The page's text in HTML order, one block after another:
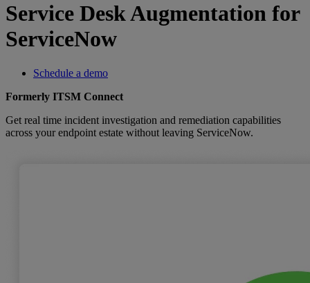
Service Desk Augmentation for
ServiceNow
Schedule a demo
Formerly ITSM Connect
Get real time incident investigation and remediation capabilities
across your endpoint estate without leaving ServiceNow.